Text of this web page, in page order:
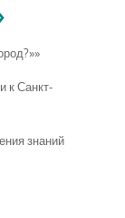
к Санкт-
знаний